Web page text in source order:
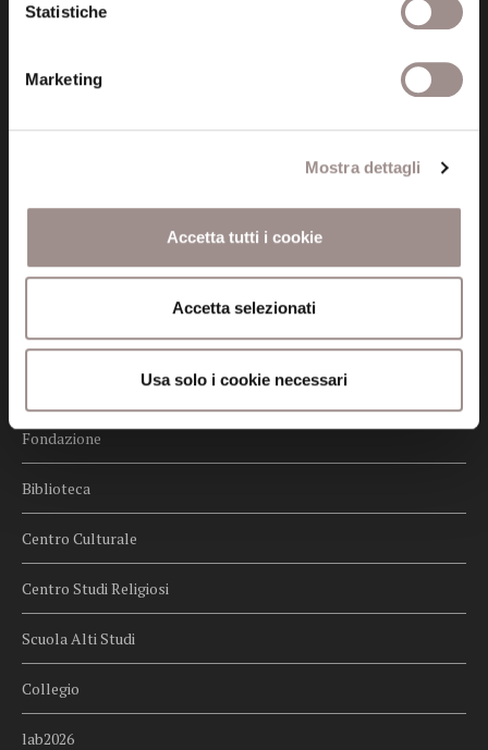
Statistiche
Marketing
Mostra dettagli
Accetta tutti i cookie
Accetta selezionati
Usa solo i cookie necessari
Whistleblowing
Menu
Fondazione
Biblioteca
Centro Culturale
Centro Studi Religiosi
Scuola Alti Studi
Collegio
lab2026